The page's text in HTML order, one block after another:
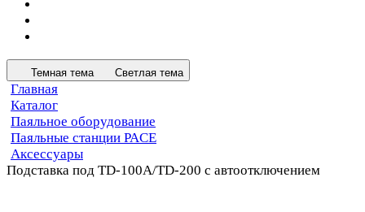
Темная тема Светлая тема
Главная
Каталог
Паяльное оборудование
Паяльные станции PACE
Аксессуары
Подставка под TD-100A/TD-200 с автоотключением